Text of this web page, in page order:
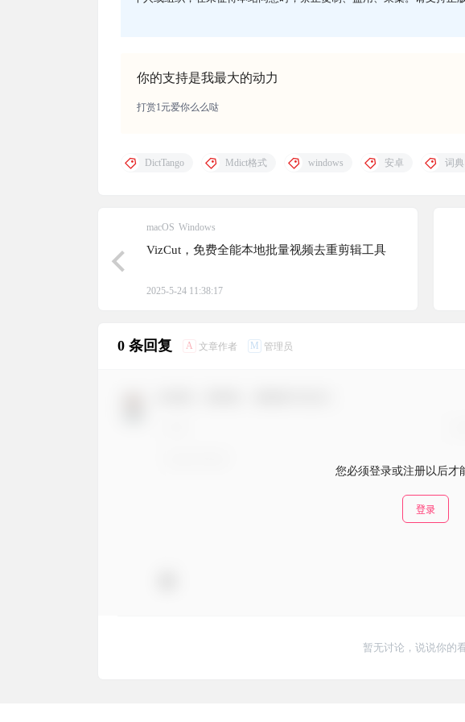
你的支持是我最大的动力
打赏1元爱你么么哒
DictTango Mdict格式 windows 安卓 词典
macOS Windows
VizCut，免费全能本地批量视频去重剪辑工具
2025-5-24 11:38:17
0 条回复 A 文章作者 M 管理员
您必须登录或注册以后才
登录
暂无讨论，说说你的